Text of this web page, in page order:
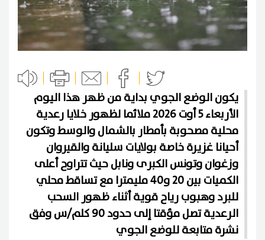
يكون الوضع الجوي بداية من ظهر هذا اليوم
الأربعاء 5 أوت 2026 ملائما لظهور خلايا رعدية
محلية مصحوبة بأمطار بالشمال والوسط وتكون
أحيانا غزيرة خاصة بولايات سليانة والقيروان
وزغوان وتونس الكبرى ونابل حيث تتراوح أعلى
الكميات بين 20 و40 مليمترا مع تساقط محلي
للبرد وهبوب رياح قوية أثناء ظهور السحب
الرعدية تصل مؤقتا إلى حدود 90 كلم/س وفق
نشرة متابعة للوضع الجوي